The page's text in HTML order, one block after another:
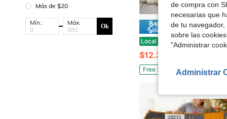
Más de $20
Mín.: Máx: Ok Ahorro
Local -38% Mantas suaves con estampado floral de rosas vintage, mantas para todas las habitaciones -
$12.39
Free Shipping
de compra con
necesarias que
de tu
sobre las
"Administrar
Administrar